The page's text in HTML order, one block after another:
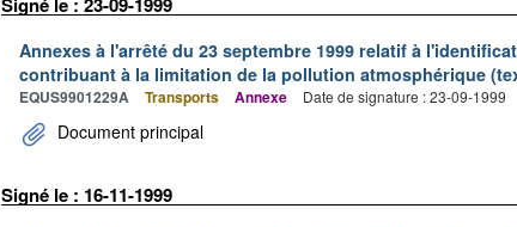
Annexes à l'arrêté du 23 septembre 1999 relatif à
contribuant à la limitation de la pollution atmosphérique
EQUS9901229A Transports Annexe Date de signature : 23-09-1999
Document principal
Signé le : 16-11-1999